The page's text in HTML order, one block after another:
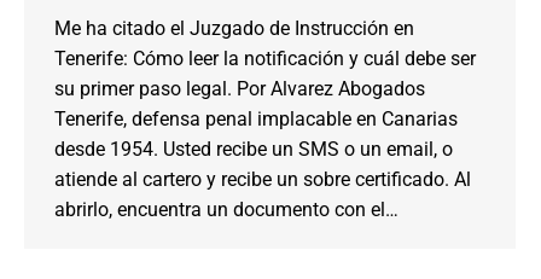
Me ha citado el Juzgado de Instrucción en
Tenerife: Cómo leer la notificación y cuál debe ser
su primer paso legal. Por Alvarez Abogados
Tenerife, defensa penal implacable en Canarias
desde 1954. Usted recibe un SMS o un email, o
atiende al cartero y recibe un sobre certificado. Al
abrirlo, encuentra un documento con el…